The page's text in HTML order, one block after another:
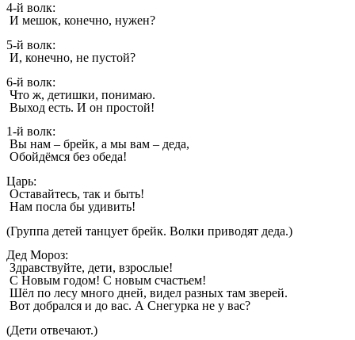
4-й волк:
И мешок, конечно, нужен?
5-й волк:
И, конечно, не пустой?
6-й волк:
Что ж, детишки, понимаю.
Выход есть. И он простой!
1-й волк:
Вы нам – брейк, а мы вам – деда,
Обойдёмся без обеда!
Царь:
Оставайтесь, так и быть!
Нам посла бы удивить!
(Группа детей танцует брейк. Волки приводят деда.)
Дед Мороз:
Здравствуйте, дети, взрослые!
С Новым годом! С новым счастьем!
Шёл по лесу много дней, видел разных там зверей.
Вот добрался и до вас. А Снегурка не у вас?
(Дети отвечают.)